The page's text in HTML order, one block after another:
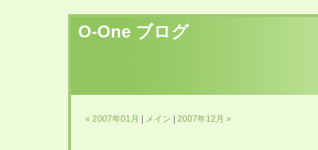
O-One ブログ
« 2007年01月 メイン 2007年12月 »